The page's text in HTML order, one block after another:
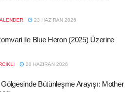
23 HAZIRAN 2026
ile Blue Heron (2025) Üzerine
20 HAZIRAN 2026
Bütünleşme Arayışı: Mother